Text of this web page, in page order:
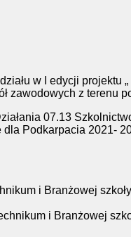
w I edycji projektu
zawodowych z terenu
07.13
Podkarpacia 2021-
i Branżowej
i Branżowej